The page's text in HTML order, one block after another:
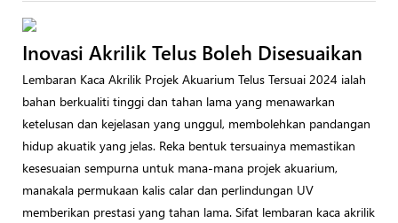
Inovasi Akrilik Telus Boleh Disesuaikan
Lembaran Kaca Akrilik Projek Akuarium Telus Tersuai 2024 ialah
bahan berkualiti tinggi dan tahan lama yang menawarkan
ketelusan dan kejelasan yang unggul, membolehkan pandangan
hidup akuatik yang jelas. Reka bentuk tersuainya memastikan
kesesuaian sempurna untuk mana-mana projek akuarium,
manakala permukaan kalis calar dan perlindungan UV
memberikan prestasi yang tahan lama. Sifat lembaran kaca akrilik